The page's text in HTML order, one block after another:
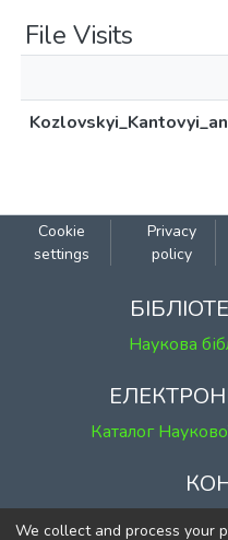
File Visits
Cookie
settings
Privacy
policy
Наукова
Каталог
м. Київ, вул.
We collect and process your